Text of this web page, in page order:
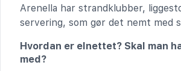
Arenella har strandklubber,
servering, som gør det nemt med
Hvordan er elnettet? Skal man
med?